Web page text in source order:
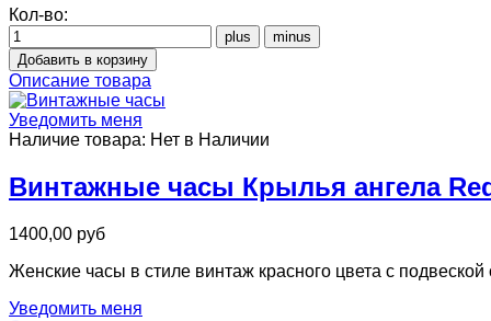
Кол-во:
Описание товара
Уведомить меня
Наличие товара: Нет в Наличии
Винтажные часы Крылья ангела
1400,00 руб
Женские часы в стиле винтаж красного цвета с
Уведомить меня